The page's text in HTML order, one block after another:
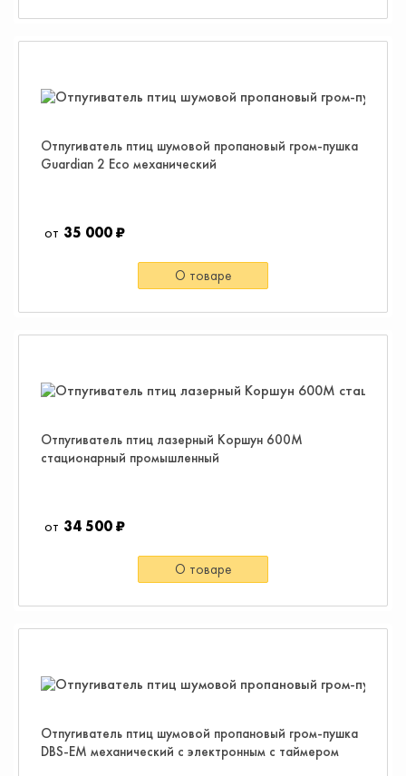
Отпугиватель птиц шумовой пропановый гром-пушка
Guardian 2 Eco механический
35 000 ₽
О товаре
Отпугиватель птиц лазерный Коршун 600М
стационарный промышленный
34 500 ₽
О товаре
Отпугиватель птиц шумовой пропановый гром-пушка
DBS-EM механический с электронным с таймером